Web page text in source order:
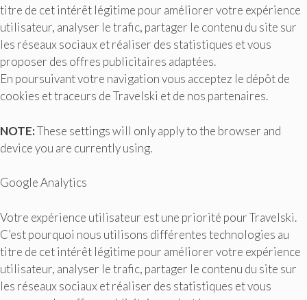
titre de cet intérêt légitime pour améliorer votre expérience
utilisateur, analyser le trafic, partager le contenu du site sur
les réseaux sociaux et réaliser des statistiques et vous
proposer des offres publicitaires adaptées.
En poursuivant votre navigation vous acceptez le dépôt de
cookies et traceurs de Travelski et de nos partenaires.
NOTE:These settings will only apply to the browser and
device you are currently using.
Google Analytics
Votre expérience utilisateur est une priorité pour Travelski.
C’est pourquoi nous utilisons différentes technologies au
titre de cet intérêt légitime pour améliorer votre expérience
utilisateur, analyser le trafic, partager le contenu du site sur
les réseaux sociaux et réaliser des statistiques et vous